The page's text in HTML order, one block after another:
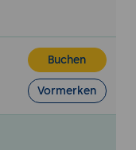
Erfassung und
Buchen
Vormerken